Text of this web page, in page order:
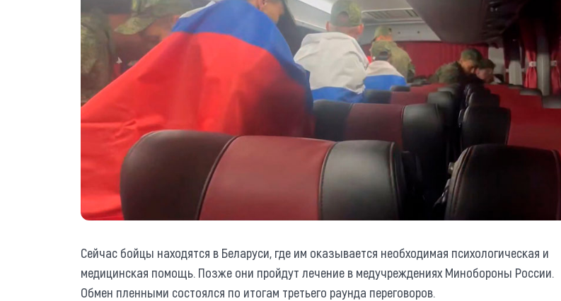
Сейчас бойцы находятся в Беларуси, где им оказывается необходимая психологическая и
медицинская помощь. Позже они пройдут лечение в медучреждениях Минобороны России.
Обмен пленными состоялся по итогам третьего раунда переговоров.